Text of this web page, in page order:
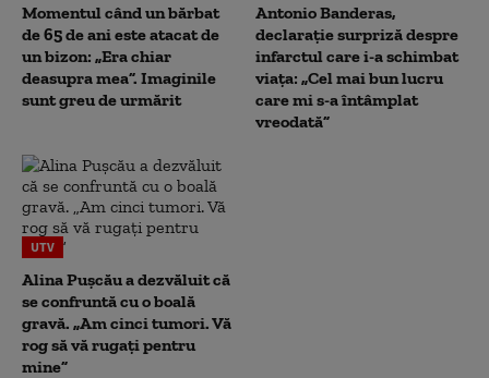
Momentul când un bărbat
de 65 de ani este atacat de
un bizon: „Era chiar
deasupra mea”. Imaginile
sunt greu de urmărit
Antonio Banderas,
declarație surpriză despre
infarctul care i-a schimbat
viața: „Cel mai bun lucru
care mi s-a întâmplat
vreodată”
UTV
Alina Pușcău a dezvăluit că
se confruntă cu o boală
gravă. „Am cinci tumori. Vă
rog să vă rugați pentru
mine”